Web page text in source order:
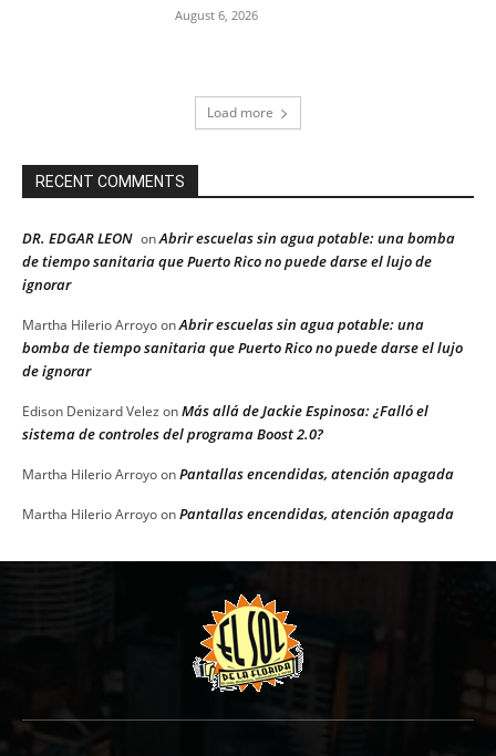
August 6, 2026
Load more
RECENT COMMENTS
DR. EDGAR LEON onAbrir escuelas sin agua potable: una bomba
de tiempo sanitaria que Puerto Rico no puede darse el lujo de
ignorar
Martha Hilerio ArroyoonAbrir escuelas sin agua potable: una
bomba de tiempo sanitaria que Puerto Rico no puede darse el lujo
de ignorar
Edison Denizard Velez onMás allá de Jackie Espinosa: ¿Falló el
sistema de controles del programa Boost 2.0?
Martha Hilerio ArroyoonPantallas encendidas, atención apagada
Martha Hilerio ArroyoonPantallas encendidas, atención apagada